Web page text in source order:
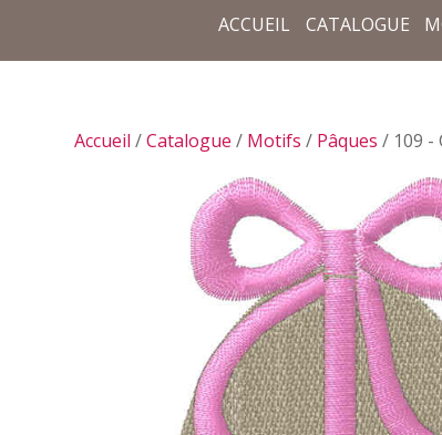
ACCUEIL CATALOGUE
Accueil /Catalogue / Motifs / Pâques / 109 -